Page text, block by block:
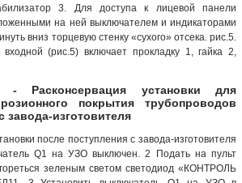
3. Для доступа к лицевой панели
на ней выключателем и индикаторами
вниз торцевую стенку «сухого» отсека. рис.5.
(рис.5) включает прокладку 1, гайка 2,
- Расконсервация установки для
покрытия трубопроводов
завода-изготовителя
после поступления с завода-изготовителя
Q1 на УЗО выключен. 2 Подать на пульт
зеленым светом светодиод «КОНТРОЛЬ